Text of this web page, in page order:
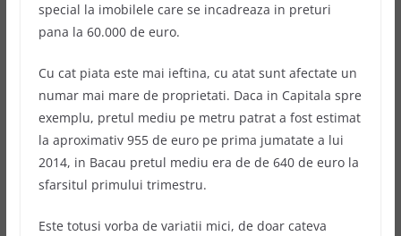
special la imobilele care se incadreaza in preturi
pana la 60.000 de euro.
Cu cat piata este mai ieftina, cu atat sunt afectate un
numar mai mare de proprietati. Daca in Capitala spre
exemplu, pretul mediu pe metru patrat a fost estimat
la aproximativ 955 de euro pe prima jumatate a lui
2014, in Bacau pretul mediu era de de 640 de euro la
sfarsitul primului trimestru.
Este totusi vorba de variatii mici, de doar cateva